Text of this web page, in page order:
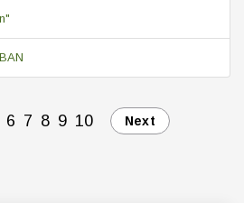
6 7 8 9 10 Next